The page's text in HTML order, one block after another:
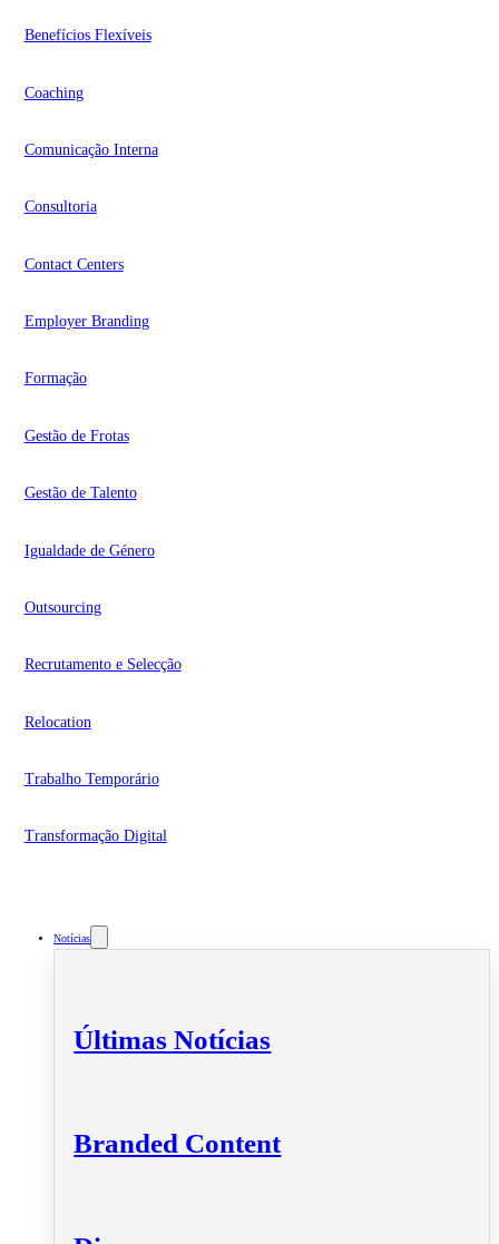
Benefícios Flexíveis
Coaching
Comunicação Interna
Consultoria
Contact Centers
Employer Branding
Formação
Gestão de Frotas
Gestão de Talento
Igualdade de Género
Outsourcing
Recrutamento e Selecção
Relocation
Trabalho Temporário
Transformação Digital
Notícias
Últimas Notícias
Branded Content